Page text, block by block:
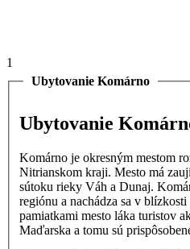
1
Ubytovanie Komárno
Ubytovanie
Komárno je okresným mestom
Nitrianskom kraji. Mesto má
sútoku rieky Váh a Dunaj.
regiónu a nachádza sa v
pamiatkami mesto láka turistov
Maďarska a tomu sú